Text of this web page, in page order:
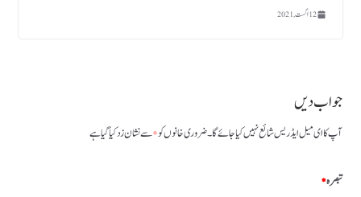
12 اگست, 2021
جواب دیں
آپ کا ای میل ایڈریس شائع نہیں کیا جائے گا۔ضروری خانوں کو*سے نشان زد کیا گیا ہے
تبصرہ*